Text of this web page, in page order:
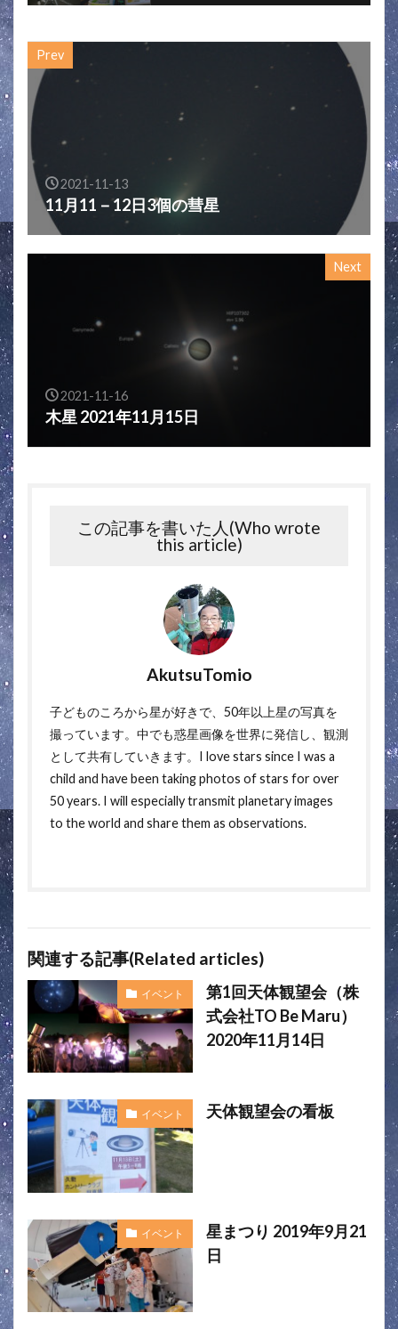
Prev
2021-11-13
11月11－12日3個の彗星
Next
2021-11-16
木星 2021年11月15日
この記事を書いた人(Who wrote
this article)
AkutsuTomio
子どものころから星が好きで、50年以上星の写真を
撮っています。中でも惑星画像を世界に発信し、観測
として共有していきます。I love stars since I was a
child and have been taking photos of stars for over
50 years. I will especially transmit planetary images
to the world and share them as observations.
関連する記事(Related articles)
イベント
第1回天体観望会（株
式会社TO Be Maru）
2020年11月14日
イベント 天体観望会の看板
イベント
星まつり 2019年9月21
日